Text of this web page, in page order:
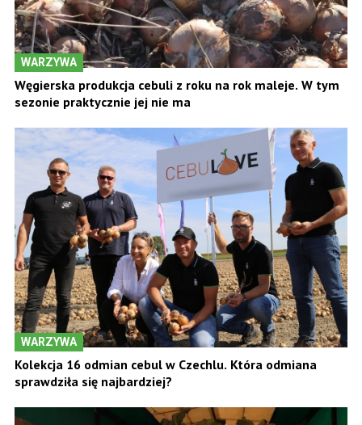
WARZYWA
Węgierska produkcja cebuli z roku na rok maleje. W tym
sezonie praktycznie jej nie ma
WARZYWA
Kolekcja 16 odmian cebul w Czechlu. Która odmiana
sprawdziła się najbardziej?